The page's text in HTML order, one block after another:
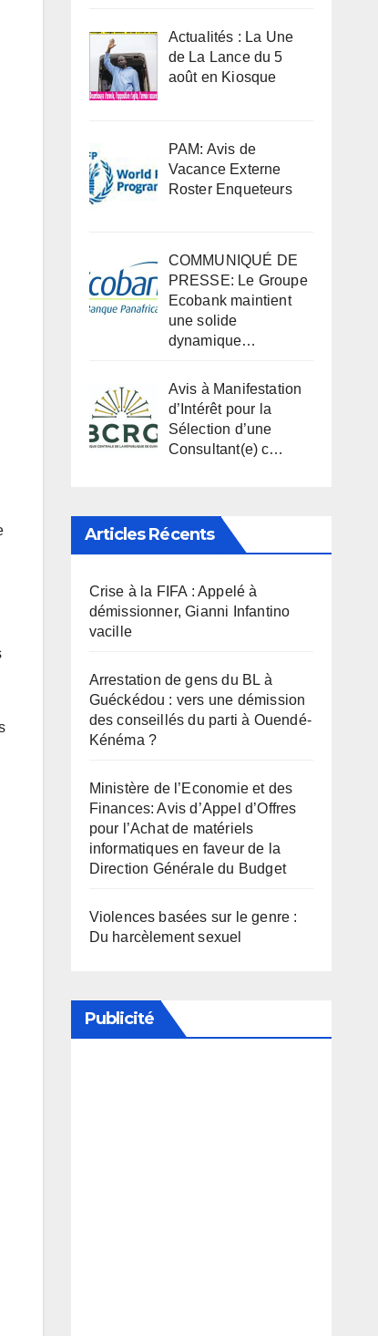
Actualités : La Une
de La Lance du 5
août en Kiosque
PAM: Avis de
Vacance Externe
Roster Enqueteurs
COMMUNIQUÉ DE
PRESSE: Le Groupe
Ecobank maintient
une solide
dynamique…
Avis à Manifestation
d’Intérêt pour la
Sélection d’une
Consultant(e) c…
Articles Récents
Crise à la FIFA : Appelé à
démissionner, Gianni Infantino
vacille
Arrestation de gens du BL à
Guéckédou : vers une démission
des conseillés du parti à Ouendé-
Kénéma ?
Ministère de l’Economie et des
Finances: Avis d’Appel d’Offres
pour l’Achat de matériels
informatiques en faveur de la
Direction Générale du Budget
Violences basées sur le genre :
Du harcèlement sexuel
Publicité